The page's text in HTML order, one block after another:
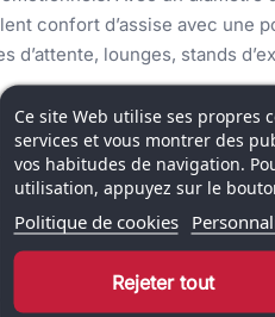
confort d’assise avec une
lounges, stands
toile polyester de qualité
et durabilité. L’installation
placée sur le plateau
dégonflé, le mobilier se
réduit.
impression sublimée all-over
Ce site Web utilise ses propres
services et vous montrer des
vos habitudes de navigation.
utilisation, appuyez sur le
Politique de cookies
Rejeter tout